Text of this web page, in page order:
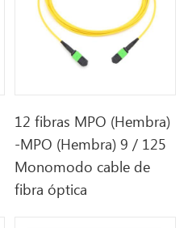
12 fibras MPO (Hembra)
-MPO (Hembra) 9 / 125
Monomodo cable de
fibra óptica